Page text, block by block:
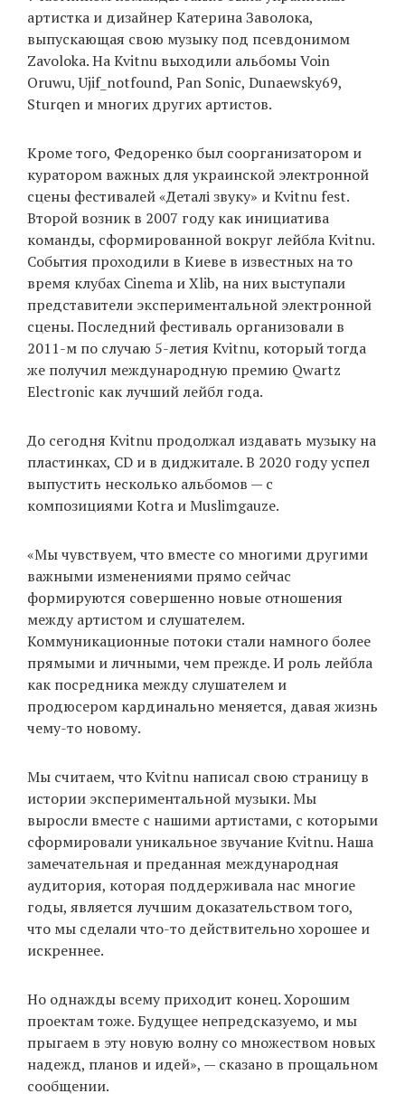
артистка и дизайнер Катерина Заволока,
выпускающая свою музыку под псевдонимом
Zavoloka. На Kvitnu выходили альбомы Voin
Oruwu, Ujif_notfound, Pan Sonic, Dunaewsky69,
Sturqen и многих других артистов.
Кроме того, Федоренко был соорганизатором и
куратором важных для украинской электронной
сцены фестивалей «Деталі звуку» и Kvitnu fest.
Второй возник в 2007 году как инициатива
команды, сформированной вокруг лейбла Kvitnu.
События проходили в Киеве в известных на то
время клубах Cinema и Xlib, на них выступали
представители экспериментальной электронной
сцены. Последний фестиваль организовали в
2011-м по случаю 5-летия Kvitnu, который тогда
же получил международную премию Qwartz
Electronic как лучший лейбл года.
До сегодня Kvitnu продолжал издавать музыку на
пластинках, CD и в диджитале. В 2020 году успел
выпустить несколько альбомов — с
композициями Kotra и Muslimgauze.
«Мы чувствуем, что вместе со многими другими
важными изменениями прямо сейчас
формируются совершенно новые отношения
между артистом и слушателем.
Коммуникационные потоки стали намного более
прямыми и личными, чем прежде. И роль лейбла
как посредника между слушателем и
продюсером кардинально меняется, давая жизнь
чему-то новому.
Мы считаем, что Kvitnu написал свою страницу в
истории экспериментальной музыки. Мы
выросли вместе с нашими артистами, с которыми
сформировали уникальное звучание Kvitnu. Наша
замечательная и преданная международная
аудитория, которая поддерживала нас многие
годы, является лучшим доказательством того,
что мы сделали что-то действительно хорошее и
искреннее.
Но однажды всему приходит конец. Хорошим
проектам тоже. Будущее непредсказуемо, и мы
прыгаем в эту новую волну со множеством новых
надежд, планов и идей», — сказано в прощальном
сообщении.